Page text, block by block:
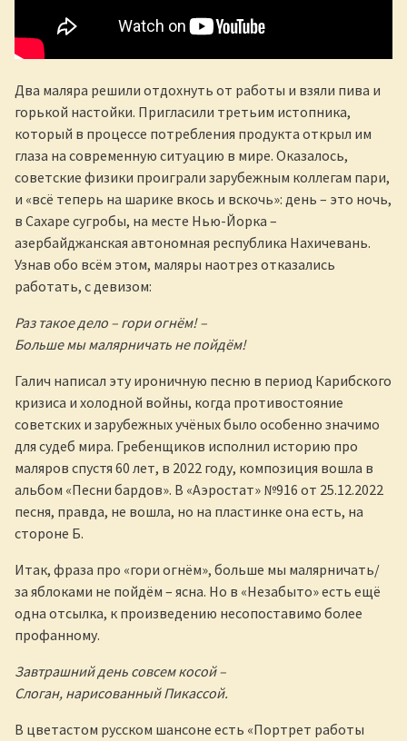
Два маляра решили отдохнуть от работы и взяли пива и
горькой настойки. Пригласили третьим истопника,
который в процессе потребления продукта открыл им
глаза на современную ситуацию в мире. Оказалось,
советские физики проиграли зарубежным коллегам пари,
и «всё теперь на шарике вкось и вскочь»: день – это ночь,
в Сахаре сугробы, на месте Нью-Йорка –
азербайджанская автономная республика Нахичевань.
Узнав обо всём этом, маляры наотрез отказались
работать, с девизом:
Раз такое дело – гори огнём! –
Больше мы малярничать не пойдём!
Галич написал эту ироничную песню в период Карибского
кризиса и холодной войны, когда противостояние
советских и зарубежных учёных было особенно значимо
для судеб мира. Гребенщиков исполнил историю про
маляров спустя 60 лет, в 2022 году, композиция вошла в
альбом «Песни бардов». В «Аэростат» №916 от 25.12.2022
песня, правда, не вошла, но на пластинке она есть, на
стороне Б.
Итак, фраза про «гори огнём», больше мы малярничать/
за яблоками не пойдём – ясна. Но в «Незабыто» есть ещё
одна отсылка, к произведению несопоставимо более
профанному.
Завтрашний день совсем косой –
Слоган, нарисованный Пикассой.
В цветастом русском шансоне есть «Портрет работы